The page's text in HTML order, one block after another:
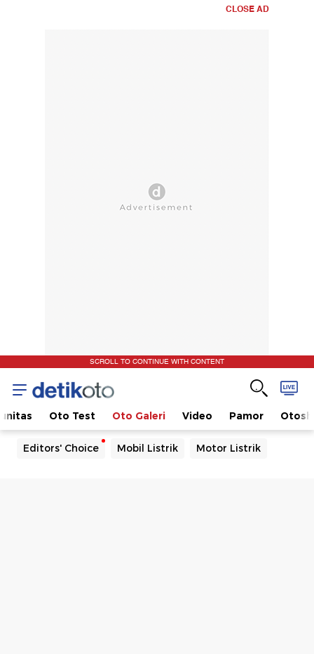
CLOSE AD
SCROLL TO CONTINUE WITH CONTENT
Oto Test Oto Galeri Video Pamor
Editors' Choice Mobil Listrik Motor Listrik